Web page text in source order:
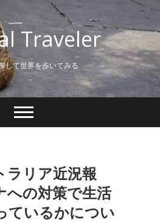
Traveler
して世界を歩いてみる
ラリア近況報
への対策で生活
ているかについ